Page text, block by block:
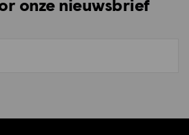
onze nieuwsbrief